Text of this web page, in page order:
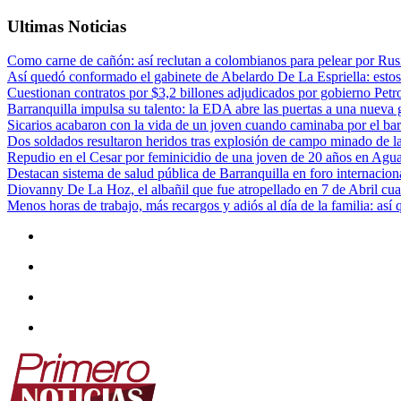
Ultimas Noticias
Como carne de cañón: así reclutan a colombianos para pelear por
Así quedó conformado el gabinete de Abelardo De La Espriella:
Cuestionan contratos por $3,2 billones adjudicados por gobierno
Barranquilla impulsa su talento: la EDA abre las puertas a una nueva
Sicarios acabaron con la vida de un joven cuando caminaba por el
Dos soldados resultaron heridos tras explosión de campo minado de
Repudio en el Cesar por feminicidio de una joven de 20 años en
Destacan sistema de salud pública de Barranquilla en foro
Diovanny De La Hoz, el albañil que fue atropellado en 7 de Abril
Menos horas de trabajo, más recargos y adiós al día de la familia: así